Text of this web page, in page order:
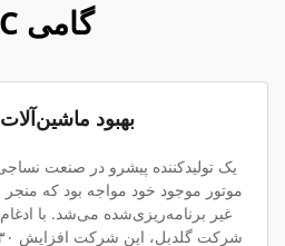
گامی AC
بهبود
یک تولیدکننده پیشرو در صنعت
موتور موجود خود مواجه بود که